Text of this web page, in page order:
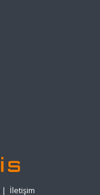
| İletişim